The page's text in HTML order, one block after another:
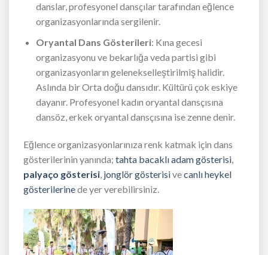
danslar, profesyonel dansçılar tarafından eğlence
organizasyonlarında sergilenir.
Oryantal Dans Gösterileri: Kına gecesi
organizasyonu ve bekarlığa veda partisi gibi
organizasyonların gelenekselleştirilmiş halidir.
Aslında bir Orta doğu dansıdır. Kültürü çok eskiye
dayanır. Profesyonel kadın oryantal dansçısına
dansöz, erkek oryantal dansçısına ise zenne denir.
Eğlence organizasyonlarınıza renk katmak için dans
gösterilerinin yanında; tahta bacaklı adam gösterisi
palyaço gösterisi jonglör gösterisivecanlı heykel
gösterilerinede yer verebilirsiniz.